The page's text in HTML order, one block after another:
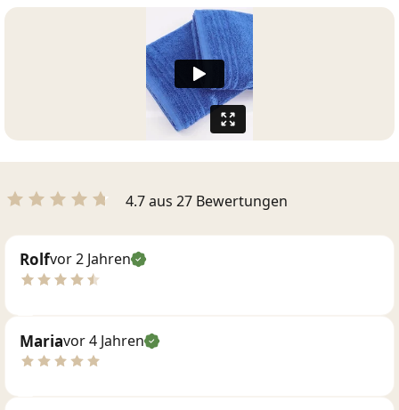
4.7 aus 27 Bewertungen
Rolfvor 2 Jahren
Mariavor 4 Jahren